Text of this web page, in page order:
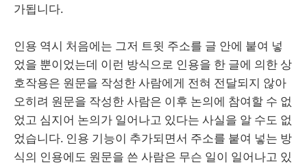
가됩니다.
인용 역시 처음에는 그저 트윗 주소를 글 안에 붙여 넣
었을 뿐이었는데 이런 방식으로 인용을 한 글에 의한 상
호작용은 원문을 작성한 사람에게 전혀 전달되지 않아
오히려 원문을 작성한 사람은 이후 논의에 참여할 수 없
었고 심지어 논의가 일어나고 있다는 사실을 알 수도 없
었습니다. 인용 기능이 추가되면서 주소를 붙여 넣는 방
식의 인용에도 원문을 쓴 사람은 무슨 일이 일어나고 있